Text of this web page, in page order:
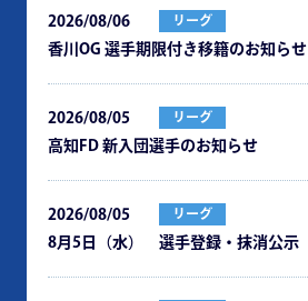
2026/08/06 リーグ
⾹川OG 選⼿期限付き移籍のお知らせ
2026/08/05 リーグ
⾼知FD 新⼊団選⼿のお知らせ
2026/08/05 リーグ
8月5日（水） 選手登録・抹消公示